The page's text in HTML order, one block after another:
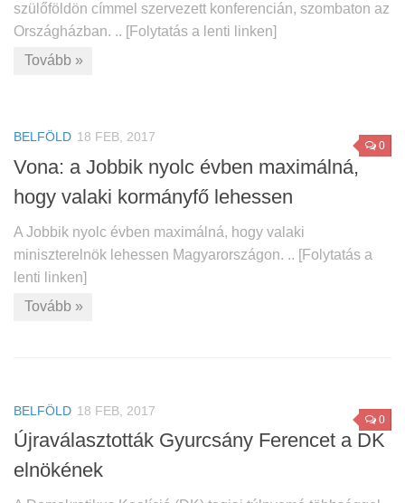
szülőföldön címmel szervezett konferencián, szombaton az
Országházban. .. [Folytatás a lenti linken]
Tovább »
0
BELFÖLD 18 FEB, 2017
Vona: a Jobbik nyolc évben maximálná,
hogy valaki kormányfő lehessen
A Jobbik nyolc évben maximálná, hogy valaki
miniszterelnök lehessen Magyarországon. .. [Folytatás a
lenti linken]
Tovább »
0
BELFÖLD 18 FEB, 2017
Újraválasztották Gyurcsány Ferencet a DK
elnökének